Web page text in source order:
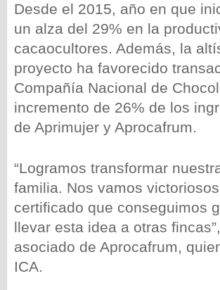
Desde el 2015, año en que
un alza del 29% en la
cacaocultores. Además, la
proyecto ha favorecido
Compañía Nacional de
incremento de 26% de los
de Aprimujer y Aprocafrum.
“Logramos transformar
familia. Nos vamos
certificado que conseguimos
llevar esta idea a otras
asociado de Aprocafrum,
ICA.